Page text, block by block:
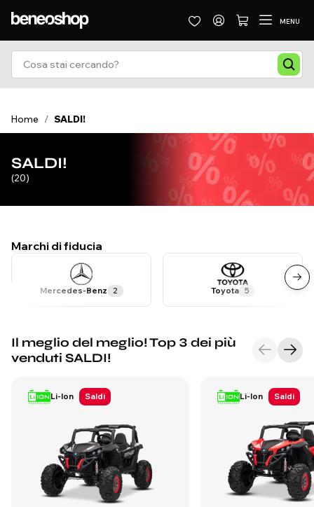
MENU
Home / SALDI!
SALDI!
(20)
Marchi di fiducia
Mercedes-Benz 2 Toyota 5
Il meglio del meglio! Top 3 dei più
venduti SALDI!
Li-Ion Saldi Li-Ion Saldi